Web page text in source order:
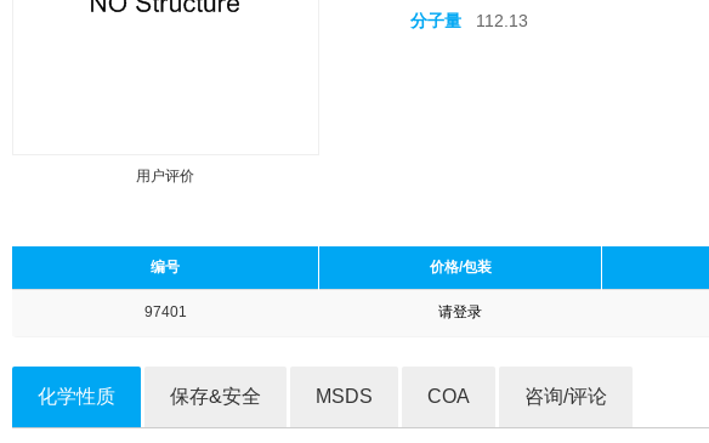
用户评价
分子量
112.13
编号 价格/包装
97401 请登录
化学性质 保存&安全 MSDS COA 咨询/评论